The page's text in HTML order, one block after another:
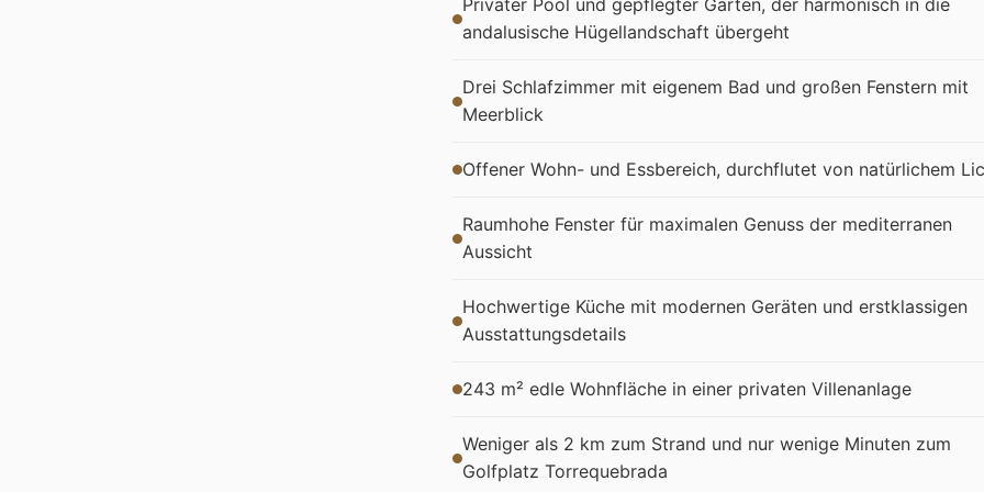
Privater Pool und gepflegter Garten, der harmonisch in die
andalusische Hügellandschaft übergeht
Drei Schlafzimmer mit eigenem Bad und großen Fenstern mit
Meerblick
Offener Wohn- und Essbereich, durchflutet von natürlichem
Raumhohe Fenster für maximalen Genuss der mediterranen
Aussicht
Hochwertige Küche mit modernen Geräten und erstklassigen
Ausstattungsdetails
243 m² edle Wohnfläche in einer privaten Villenanlage
Weniger als 2 km zum Strand und nur wenige Minuten zum
Golfplatz Torrequebrada